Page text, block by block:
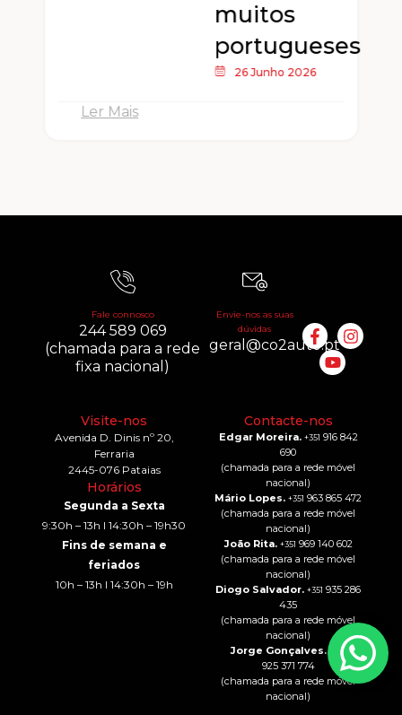
muitos
portugueses
26 Junho 2026
Ler Mais
Visite-nos
Avenida D. Dinis nº 20,
Ferraria
2445-076 Pataias
Horários
Segunda a Sexta
9:30h – 13h I 14:30h – 19h30
Fins de semana e
feriados
10h – 13h I 14:30h – 19h
Contacte-nos
Edgar Moreira. +351 916 842
690
(chamada para a rede móvel
nacional)
Mário Lopes. +351 963 865 472
(chamada para a rede móvel
nacional)
João Rita. +351 969 140 602
(chamada para a rede móvel
nacional)
Diogo Salvador. +351 935 286
435
(chamada para a rede móvel
nacional)
Jorge Gonçalves. +351
925 371 774
(chamada para a rede móvel
nacional)
Fale connosco
244 589 069
(chamada para a rede
fixa nacional)
Envie-nos as suas
dúvidas
geral@co2auto.pt